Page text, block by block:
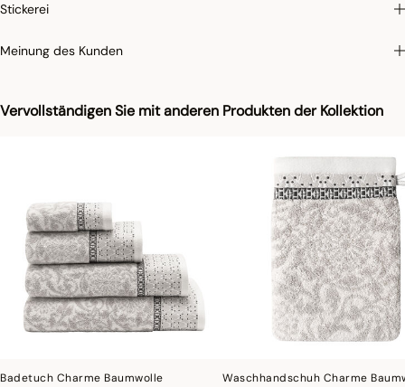
Vervollständigen Sie mit anderen Produkten der Kollektion
Badetuch Charme Baumwolle Waschhandschuh Charme
weich.
Die bewusst sanften Farben passen zu jeder Einrichtung und zu jeder Hautfarbe.
Fotografien:die Fotografien im Katalog sind so genau wie möglich, können aber
keine perfekte Ähnlichkeit mit dem verkauften Produkt gewährleisten,
insbesondere was die Farben betrifft.
Stickerei
Meinung des Kunden